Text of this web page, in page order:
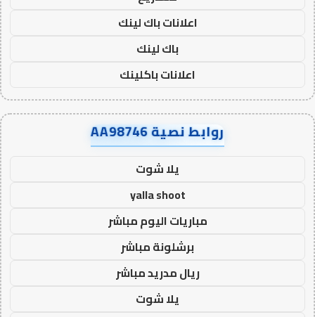
اعلانات باك لينك
باك لينك
اعلانات باكلينك
روابط نصية AA98746
يلا شوت
yalla shoot
مباريات اليوم مباشر
برشلونة مباشر
ريال مدريد مباشر
يلا شوت